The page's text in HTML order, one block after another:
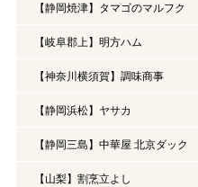
【静岡焼津】タマゴのマルフク
【岐阜郡上】明方ハム
【神奈川横須賀】調味商事
【静岡浜松】ヤサカ
【静岡三島】中華屋 北京ダック
【山梨】割烹立よし